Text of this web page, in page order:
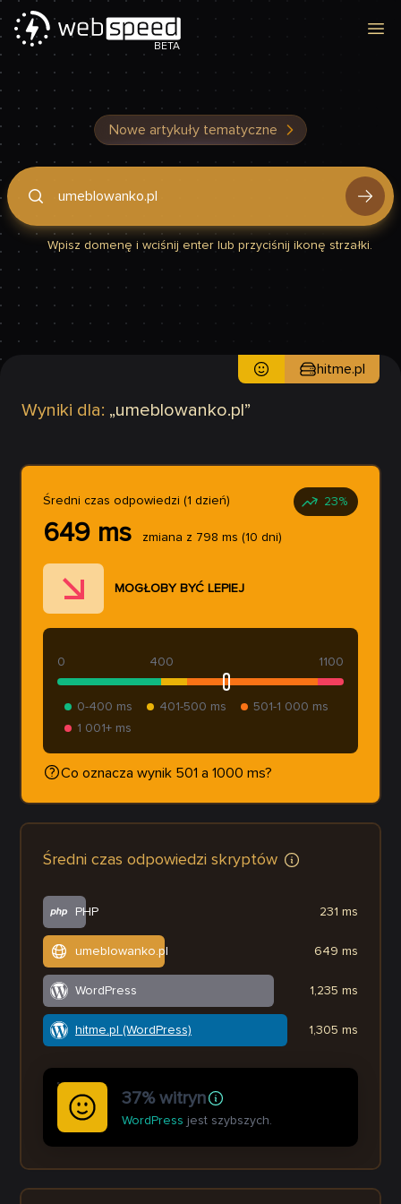
BETA
Nowe artykuły tematyczne
Podaj domenę, by sprawdzić, czy Twoja strona jest szybka
Wpisz domenę i wciśnij enter lub przyciśnij ikonę strzałki.
Wyniki dla: „umeblowanko.pl ”
hitme.pl
Średni czas odpowiedzi (1 dzień) 23%
649 ms zmiana z 798 ms (10 dni)
MOGŁOBY BYĆ LEPIEJ
400
0 1100
0-400 ms 401-500 ms
501-1 000 ms
1 001+ ms
Co oznacza wynik 501 a 1000 ms?
Średni czas odpowiedzi skryptów
PHP
umeblowanko.pl
WordPress
hitme.pl (WordPress)
231 ms
649 ms
1,235 ms
1,305 ms
37% witryn
WordPress jest szybszych.